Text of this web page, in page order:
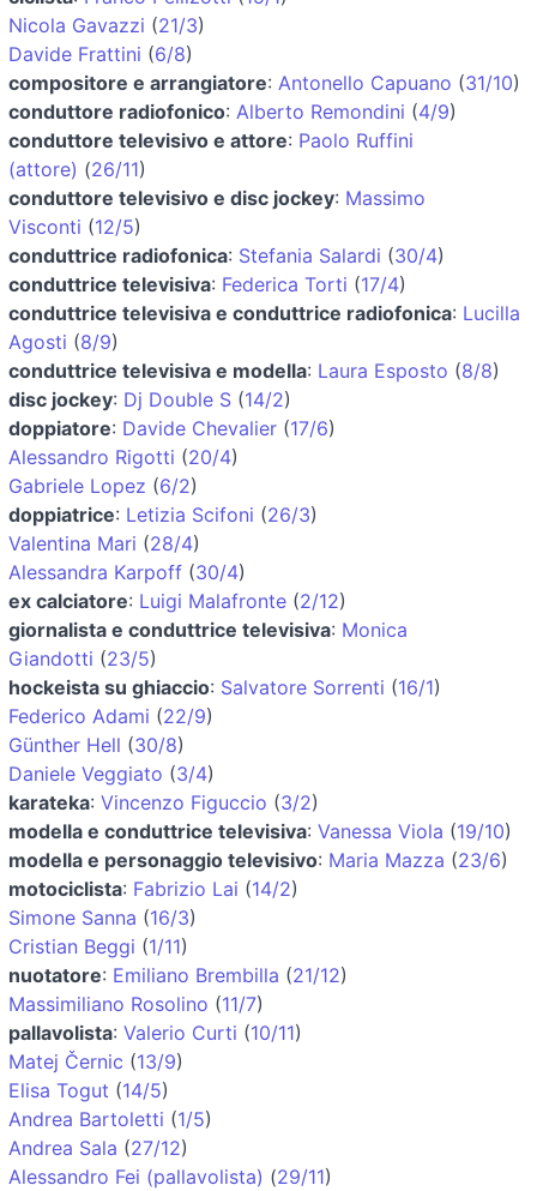
Nicola Gavazzi (21/3)
Davide Frattini (6/8)
compositore e arrangiatore: Antonello Capuano (31/10)
conduttore radiofonico: Alberto Remondini (4/9)
conduttore televisivo e attore: Paolo Ruffini
(attore) (26/11)
conduttore televisivo e disc jockey: Massimo
Visconti (12/5)
conduttrice radiofonica: Stefania Salardi (30/4)
conduttrice televisiva: Federica Torti (17/4)
conduttrice televisiva e conduttrice radiofonica: Lucilla
Agosti (8/9)
conduttrice televisiva e modella: Laura Esposto (8/8)
disc jockey: Dj Double S (14/2)
doppiatore: Davide Chevalier (17/6)
Alessandro Rigotti (20/4)
Gabriele Lopez (6/2)
doppiatrice: Letizia Scifoni (26/3)
Valentina Mari (28/4)
Alessandra Karpoff (30/4)
ex calciatore: Luigi Malafronte (2/12)
giornalista e conduttrice televisiva: Monica
Giandotti (23/5)
hockeista su ghiaccio: Salvatore Sorrenti (16/1)
Federico Adami (22/9)
Günther Hell (30/8)
Daniele Veggiato (3/4)
karateka: Vincenzo Figuccio (3/2)
modella e conduttrice televisiva: Vanessa Viola (19/10)
modella e personaggio televisivo: Maria Mazza (23/6)
motociclista: Fabrizio Lai (14/2)
Simone Sanna (16/3)
Cristian Beggi (1/11)
nuotatore: Emiliano Brembilla (21/12)
Massimiliano Rosolino (11/7)
pallavolista: Valerio Curti (10/11)
Matej Černic (13/9)
Elisa Togut (14/5)
Andrea Bartoletti (1/5)
Andrea Sala (27/12)
Alessandro Fei (pallavolista) (29/11)